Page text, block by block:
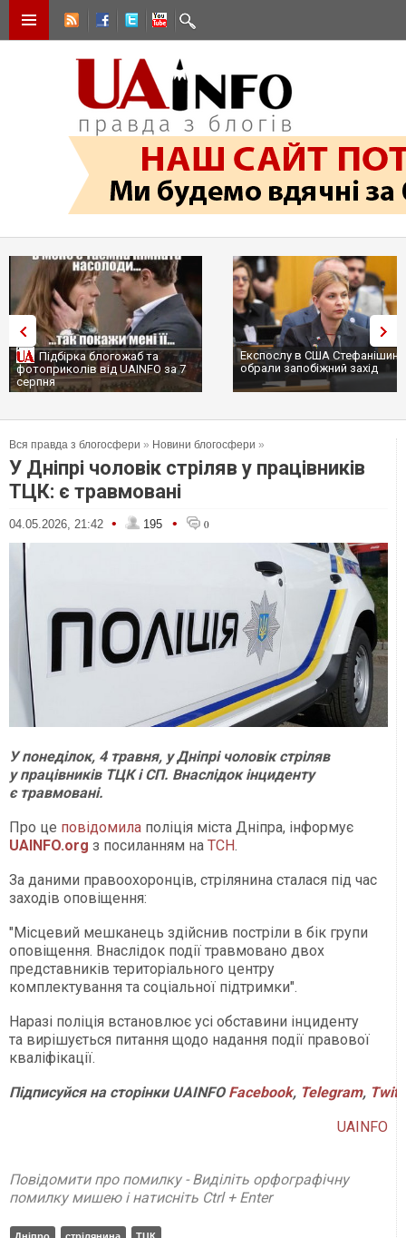
Підбірка блогожаб та
фотоприколів від UAINFO за 7
серпня
Експослу в США
обрали запобіжний захід
Вся правда з блогосфери » Новини блогосфери »
У Дніпрі чоловік стріляв у працівників
ТЦК: є травмовані
04.05.2026, 21:42 • 195 • 0
У понеділок, 4 травня, у Дніпрі чоловік стріляв
у працівників ТЦК і СП. Внаслідок інциденту
є травмовані.
Про це повідомила поліція міста Дніпра, інформує
UAINFO.org з посиланням на ТСН.
За даними правоохоронців, стрілянина сталася під час
заходів оповіщення:
"Місцевий мешканець здійснив постріли в бік групи
оповіщення. Внаслідок події травмовано двох
представників територіального центру
комплектування та соціальної підтримки".
Наразі поліція встановлює усі обставини інциденту
та вирішується питання щодо надання події правової
кваліфікації.
ПідписуйсянасторінкиUAINFO Facebook, Telegram,
UAINFO
Повідомити про помилку - Виділіть орфографічну
помилку мишею і натисніть Ctrl + Enter